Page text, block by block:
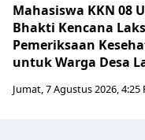
Mahasiswa KKN 08
Bhakti Kencana
Pemeriksaan
untuk Warga Desa
Jumat, 7 Agustus 2026, 4:25